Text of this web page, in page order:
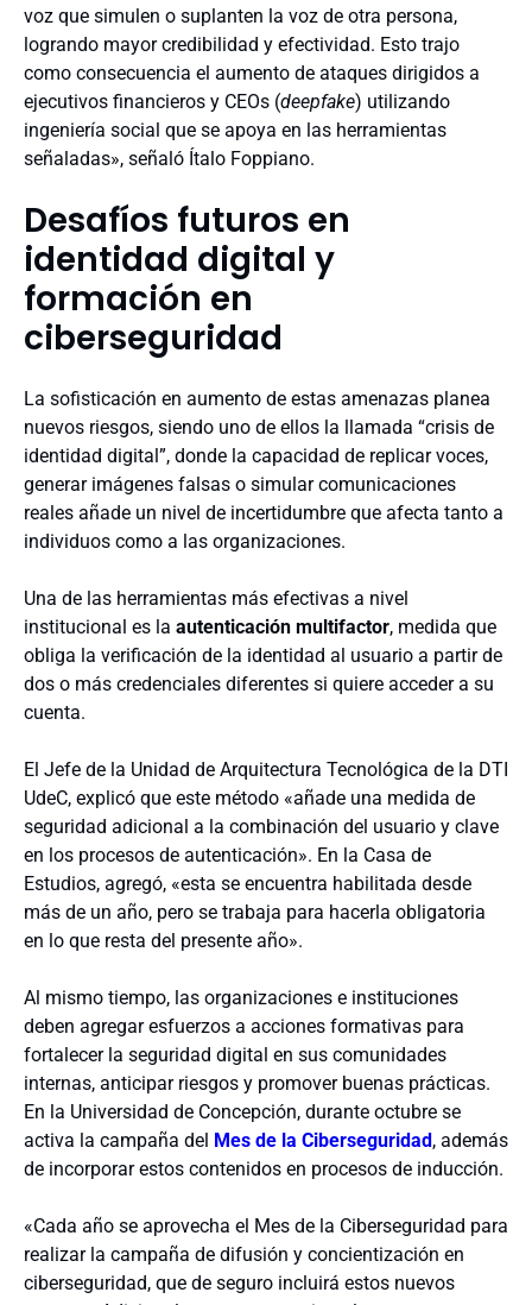
voz que simulen o suplanten la voz de otra persona,
logrando mayor credibilidad y efectividad. Esto trajo
como consecuencia el aumento de ataques dirigidos a
ejecutivos financieros y CEOs (deepfake) utilizando
ingeniería social que se apoya en las herramientas
señaladas», señaló Ítalo Foppiano.
Desafíos futuros en
identidad digital y
formación en
ciberseguridad
La sofisticación en aumento de estas amenazas planea
nuevos riesgos, siendo uno de ellos la llamada “crisis de
identidad digital”, donde la capacidad de replicar voces,
generar imágenes falsas o simular comunicaciones
reales añade un nivel de incertidumbre que afecta tanto a
individuos como a las organizaciones.
Una de las herramientas más efectivas a nivel
institucional es la autenticación multifactor, medida que
obliga la verificación de la identidad al usuario a partir de
dos o más credenciales diferentes si quiere acceder a su
cuenta.
El Jefe de la Unidad de Arquitectura Tecnológica de la DTI
UdeC, explicó que este método «añade una medida de
seguridad adicional a la combinación del usuario y clave
en los procesos de autenticación». En la Casa de
Estudios, agregó, «esta se encuentra habilitada desde
más de un año, pero se trabaja para hacerla obligatoria
en lo que resta del presente año».
Al mismo tiempo, las organizaciones e instituciones
deben agregar esfuerzos a acciones formativas para
fortalecer la seguridad digital en sus comunidades
internas, anticipar riesgos y promover buenas prácticas.
En la Universidad de Concepción, durante octubre se
activa la campaña del Mes de la Ciberseguridad , además
de incorporar estos contenidos en procesos de inducción.
«Cada año se aprovecha el Mes de la Ciberseguridad para
realizar la campaña de difusión y concientización en
ciberseguridad, que de seguro incluirá estos nuevos